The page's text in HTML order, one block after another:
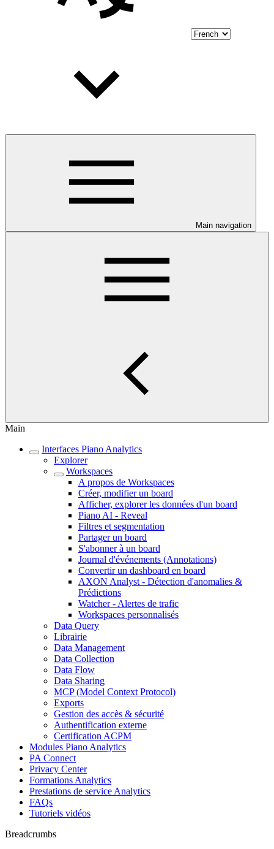
Main navigation
Main
Interfaces Piano Analytics
Explorer
Workspaces
A propos de Workspaces
Créer, modifier un board
Afficher, explorer les données d'un board
Piano AI - Reveal
Filtres et segmentation
Partager un board
S'abonner à un board
Journal d'événements (Annotations)
Convertir un dashboard en board
AXON Analyst - Détection d'anomalies &
Prédictions
Watcher - Alertes de trafic
Workspaces personnalisés
Data Query
Librairie
Data Management
Data Collection
Data Flow
Data Sharing
MCP (Model Context Protocol)
Exports
Gestion des accès & sécurité
Authentification externe
Certification ACPM
Modules Piano Analytics
PA Connect
Privacy Center
Formations Analytics
Prestations de service Analytics
FAQs
Tutoriels vidéos
Breadcrumbs